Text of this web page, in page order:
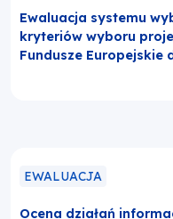
Ewaluacja systemu
kryteriów wyboru
Fundusze Europejskie
EWALUACJA
Ocena działań